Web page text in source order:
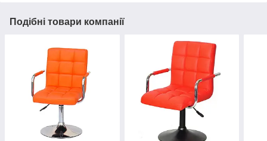
Подібні товари компанії